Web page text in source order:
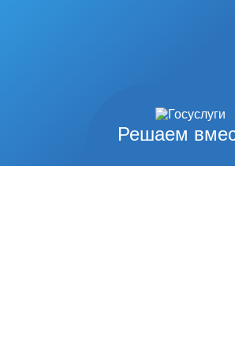
Решаем